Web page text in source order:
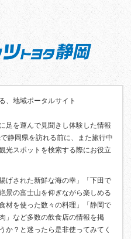
、地域ポータルサイト
足を運んで見聞きし体験した情報
静岡県を訪れる前に、また旅行中
光スポットを検索する際にお役立
げされた新鮮な海の幸」「下田で
景の富士山を仰ぎながら楽しめる
材を使った数々の料理」「静岡で
」など多数の飲食店の情報を掲
か？と迷ったら是非使ってみてく